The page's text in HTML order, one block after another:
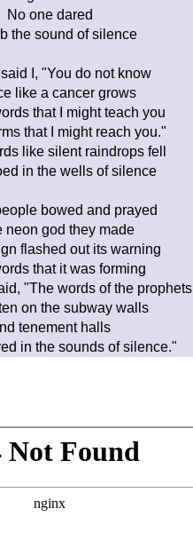
No one dared
the sound of silence
I, "You do not know
like a cancer grows
that I might teach you
that I might reach you."
like silent raindrops fell
in the wells of silence
bowed and prayed
neon god they made
flashed out its warning
that it was forming
"The words of the prophets
on the subway walls
tenement halls
in the sounds of silence."